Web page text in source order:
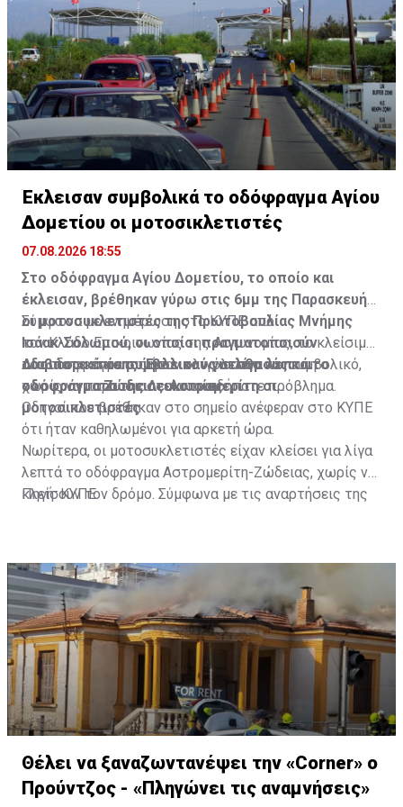
Έκλεισαν συμβολικά το οδόφραγμα Αγίου
Δομετίου οι μοτοσικλετιστές
07.08.2026 18:55
Στο οδόφραγμα Αγίου Δομετίου, το οποίο και
έκλεισαν, βρέθηκαν γύρω στις 6μμ της Παρασκευής
οι μοτοσυκλετιστές της Πρωτοβουλίας Μνήμης
Ισάακ-Σολωμού, οι οποίοι πραγματοποιούν
οδοιπορικό σε συμβολικούς σταθμούς και
οδοφράγματα της Λευκωσίας.
Σύμφωνα με ενημέρωση στο ΚΥΠΕ από
τον Κλάδο Επικοινωνίας της Αστυνομίας, το κλείσιμο
του οδοφράγματος ήταν ολιγόλεπτο και συμβολικό,
χωρίς να παρουσιαστεί οποιοδήποτε πρόβλημα.
Διαβάστε επίσης:Έκλεισαν για λίγα λεπτά το
οδόφραγμα Ζώδειας-Αστρομερίτη οι
μοτοσικλετιστές
Οδηγοί που βρέθηκαν στο σημείο ανέφεραν στο ΚΥΠΕ
ότι ήταν καθηλωμένοι για αρκετή ώρα.
Νωρίτερα, οι μοτοσυκλετιστές είχαν κλείσει για λίγα
λεπτά το οδόφραγμα Αστρομερίτη-Ζώδειας, χωρίς να
κλείσουν τον δρόμο. Σύμφωνα με τις αναρτήσεις της
Αγίου Δομετίου.
Πηγή: ΚΥΠΕ
Θέλει να ξαναζωντανέψει την «Corner» o
Προύντζος - «Πληγώνει τις αναμνήσεις»